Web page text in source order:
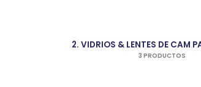
2. VIDRIOS & LENTES DE CAM
3 PRODUCTOS